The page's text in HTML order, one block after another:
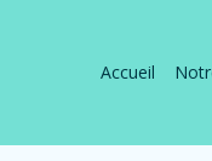
Accueil